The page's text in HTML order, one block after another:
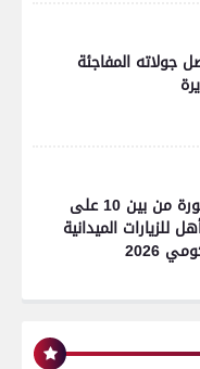
جولاته المفاجئة
4 كليات بجامعة المنصورة من بين 10 على
للزيارات الميدانية
2026